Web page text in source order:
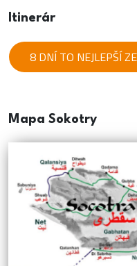
Itinerár
8 DNÍ TO NEJLEPŠÍ
Mapa Sokotry